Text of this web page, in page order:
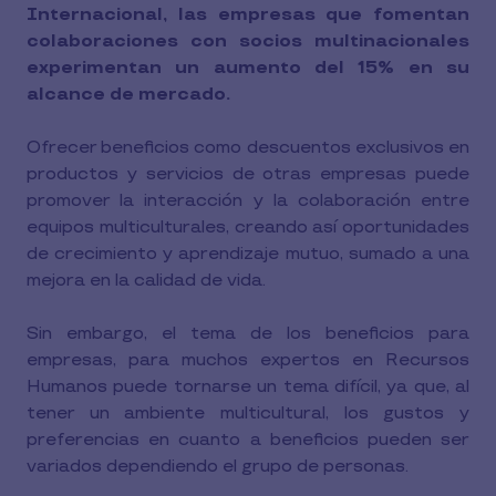
Internacional, las empresas que fomentan
colaboraciones con socios multinacionales
experimentan un aumento del 15% en su
alcance de mercado.
Ofrecer beneficios como descuentos exclusivos en
productos y servicios de otras empresas puede
promover la interacción y la colaboración entre
equipos multiculturales, creando así oportunidades
de crecimiento y aprendizaje mutuo, sumado a una
mejora en la calidad de vida.
Sin embargo, el tema de los beneficios para
empresas, para muchos expertos en Recursos
Humanos puede tornarse un tema difícil, ya que, al
tener un ambiente multicultural, los gustos y
preferencias en cuanto a beneficios pueden ser
variados dependiendo el grupo de personas.